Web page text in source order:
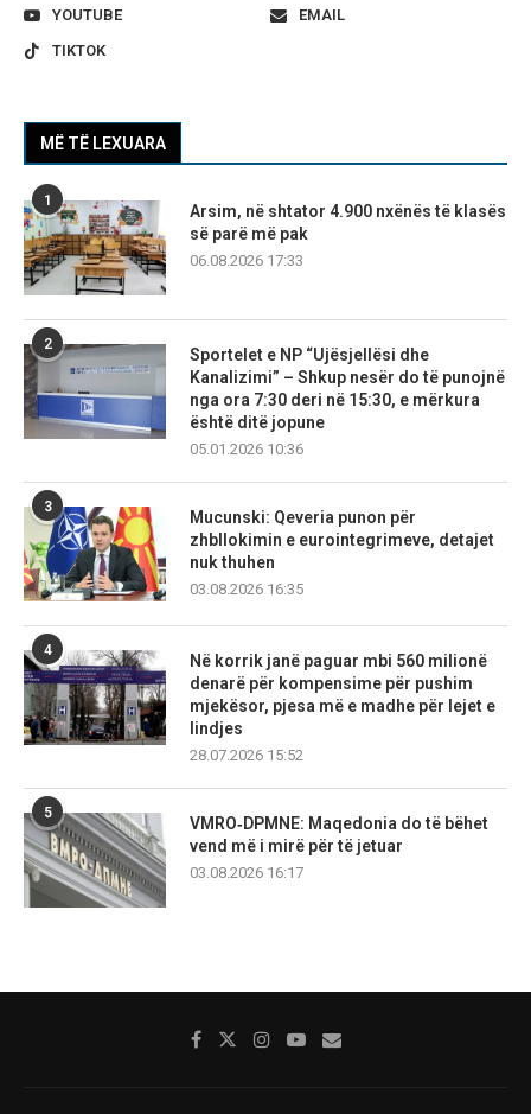
YOUTUBE
EMAIL
TIKTOK
MË TË LEXUARA
1
Arsim, në shtator 4.900 nxënës të klasës
së parë më pak
06.08.2026 17:33
2
Sportelet e NP “Ujësjellësi dhe
Kanalizimi” – Shkup nesër do të punojnë
nga ora 7:30 deri në 15:30, e mërkura
është ditë jopune
05.01.2026 10:36
3
Mucunski: Qeveria punon për
zhbllokimin e eurointegrimeve, detajet
nuk thuhen
03.08.2026 16:35
4
Në korrik janë paguar mbi 560 milionë
denarë për kompensime për pushim
mjekësor, pjesa më e madhe për lejet e
lindjes
28.07.2026 15:52
5
VMRO‑DPMNE: Maqedonia do të bëhet
vend më i mirë për të jetuar
03.08.2026 16:17